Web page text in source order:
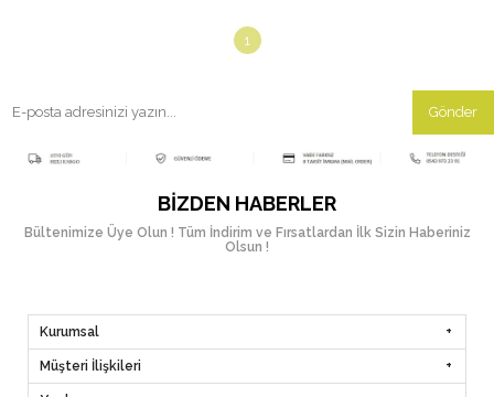
1
Gönder
BIZDEN HABERLER
Bültenimize Üye Olun ! Tüm İndirim ve Fırsatlardan İlk Sizin Haberiniz
Olsun !
Kurumsal
Müşteri İlişkileri